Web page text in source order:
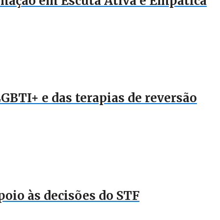
e das terapias de reversão
às decisões do STF